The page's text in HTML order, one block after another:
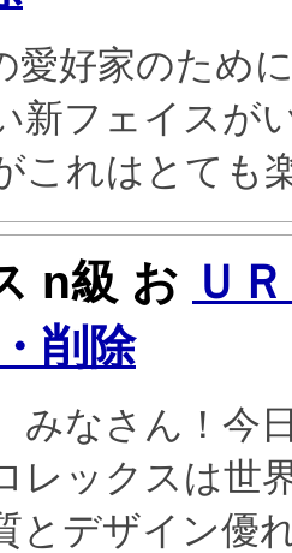
愛好家のため
新フェイスが
これはとても
n級 お Ｕ
削除
みなさん！今
レックスは世
とデザイン優